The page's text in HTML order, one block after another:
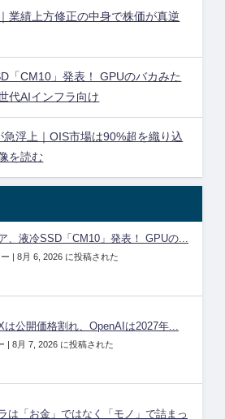
業績上方修正の中身で株価が真逆
「CM10」発表！ GPUのバカみた
代AIインフラ向け
急浮上｜OIS市場は90%超を織り込
を読む
、液冷SSD「CM10」発表！ GPUの...
| 8月 6, 2026 に投稿された
は公開価格割れ、OpenAIは2027年...
| 8月 7, 2026 に投稿された
は「お金」ではなく「モノ」で詰まっ